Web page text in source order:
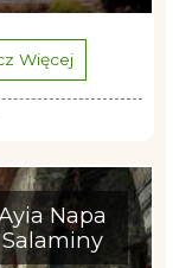
Więcej
Napa